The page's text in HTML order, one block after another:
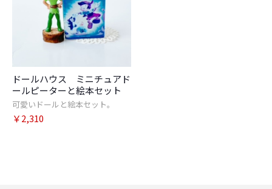
ドールハウス ミニチュアド
ールピーターと絵本セット
可愛いドールと絵本セット。
￥2,310
お買い物を続ける